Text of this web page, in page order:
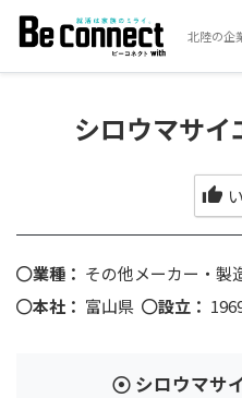
北陸の企
シロウマサ
業種： その他メーカー・製
本社： 富山県 設立：
シロウマサ